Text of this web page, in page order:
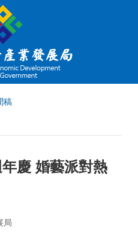
稿
慶 婚藝派對熱
局